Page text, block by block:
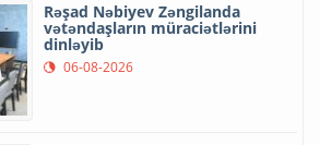
Rəşad Nəbiyev Zəngilanda
vətəndaşların müraciətlərini
dinləyib
06-08-2026